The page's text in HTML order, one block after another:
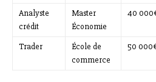
Analyste
crédit
Master
Économie
40
Trader
École de
commerce
50